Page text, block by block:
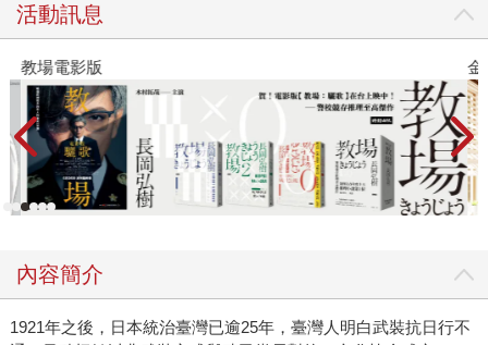
活動訊息
教場電影版 金
內容簡介
1921年之後，日本統治臺灣已逾25年，臺灣人明白武裝抗日行不